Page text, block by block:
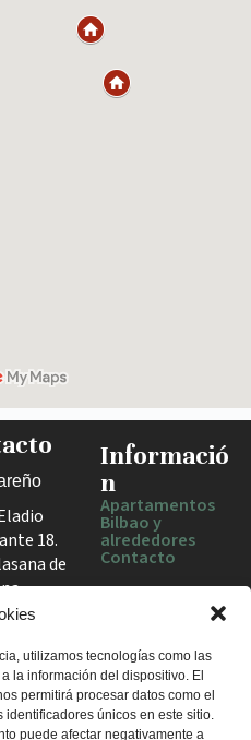
utilizamos tecnologías como las
la información del dispositivo. El
permitirá procesar datos como el
únicos en este sitio.
puede afectar negativamente a
18.
de
602
Informació
n
Apartamentos
Bilbao y
alrededores
Contacto